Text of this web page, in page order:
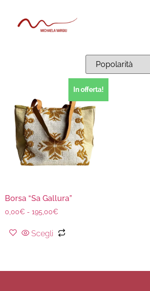
Sa Gallura 02
In offerta!
Borsa “Sa Gallura”
0,00€ - 195,00€
Scegli